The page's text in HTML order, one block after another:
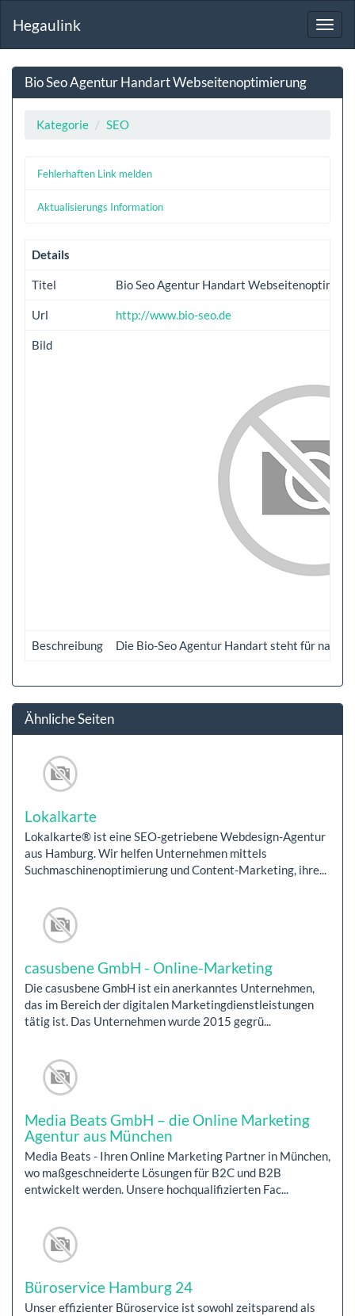
Hegaulink
Bio Seo Agentur Handart Webseitenoptimierung
Kategorie SEO
Fehlerhaften Link melden
Aktualisierungs Information
Details
Titel Bio Seo Agentur Handart
Url http://www.bio-seo.de
Bild
Beschreibung Die Bio-Seo Agentur Handart steht für
Ähnliche Seiten
Lokalkarte
Lokalkarte® ist eine SEO-getriebene Webdesign-Agentur
aus Hamburg. Wir helfen Unternehmen mittels
Suchmaschinenoptimierung und Content-Marketing, ihre...
casusbene GmbH - Online-Marketing
Die casusbene GmbH ist ein anerkanntes Unternehmen,
das im Bereich der digitalen Marketingdienstleistungen
tätig ist. Das Unternehmen wurde 2015 gegrü...
Media Beats GmbH – die Online Marketing
Agentur aus München
Media Beats - Ihren Online Marketing Partner in München,
wo maßgeschneiderte Lösungen für B2C und B2B
entwickelt werden. Unsere hochqualifizierten Fac...
Büroservice Hamburg 24
Unser effizienter Büroservice ist sowohl zeitsparend als